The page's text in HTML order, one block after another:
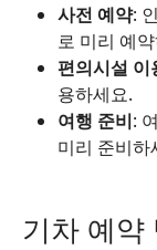
사전 예약:
로 미리 예
편의시설 이
용하세요.
여행 준비:
미리 준비하
기차 예약